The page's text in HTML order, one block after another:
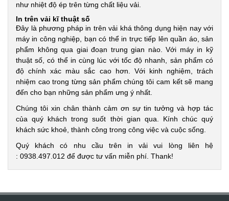
như nhiệt độ ép trên từng chất liệu vải.
In trên vải kĩ thuật số
Đây là phương pháp in trên vải khá thông dụng hiện nay với
máy in công nghiệp, bạn có thể in trực tiếp lên quần áo, sản
phẩm không qua giai đoạn trung gian nào. Với máy in kỹ
thuật số, có thể in cùng lúc với tốc độ nhanh, sản phẩm có
độ chính xác màu sắc cao hơn. Với kinh nghiệm, trách
nhiệm cao trong từng sản phẩm chúng tôi cam kết sẽ mang
đến cho bạn những sản phẩm ưng ý nhất.
Chúng tôi xin chân thành cảm ơn sự tin tưởng và hợp tác
của quý khách trong suốt thời gian qua. Kính chúc quý
khách sức khoẻ, thành công trong công việc và cuộc sống.
Quý khách có nhu cầu trên in vải vui lòng liên hệ
: 0938.497.012 để được tư vấn miễn phí. Thank!